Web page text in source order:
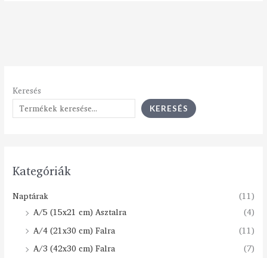
Keresés
KERESÉS
Kategóriák
Naptárak
(11)
A/5 (15x21 cm) Asztalra
(4)
A/4 (21x30 cm) Falra
(11)
A/3 (42x30 cm) Falra
(7)